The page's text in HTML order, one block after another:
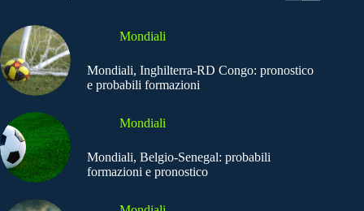
Mondiali
Mondiali, Inghilterra-RD Congo: pronostico
e probabili formazioni
Mondiali
Mondiali, Belgio-Senegal: probabili
formazioni e pronostico